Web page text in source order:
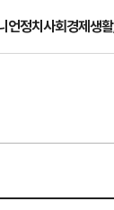
언정치사회경제생